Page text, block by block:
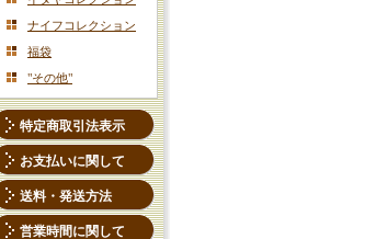
ナイフコレクション
福袋
"その他"
特定商取引法表示
お支払いに関して
送料・発送方法
営業時間に関して